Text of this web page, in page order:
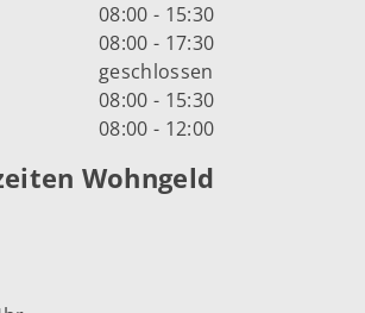
08:00 - 15:30
08:00 - 17:30
geschlossen
08:00 - 15:30
08:00 - 12:00
Wohngeld